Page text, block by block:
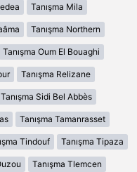
Tanışma Mila
Tanışma Northern
Tanışma Oum El Bouaghi
Tanışma Relizane
Tanışma Sidi Bel Abbès
Tanışma Tamanrasset
Tindouf Tanışma Tipaza
Tanışma Tlemcen